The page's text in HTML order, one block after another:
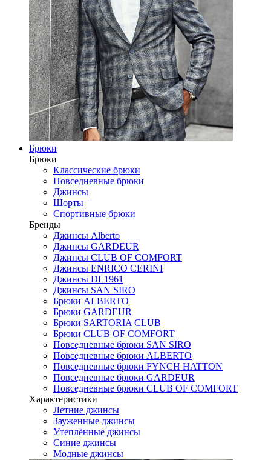
Брюки
Брюки
Классические брюки
Повседневные брюки
Джинсы
Шорты
Спортивные брюки
Бренды
Джинсы Alberto
Джинсы GARDEUR
Джинсы CLUB OF COMFORT
Джинсы ENRICO CERINI
Джинсы DL1961
Джинсы SAN SIRO
Брюки ALBERTO
Брюки GARDEUR
Брюки SARTORIA CLUB
Брюки CLUB OF COMFORT
Повседневные брюки SAN SIRO
Повседневные брюки ALBERTO
Повседневные брюки FYNCH HATTON
Повседневные брюки GARDEUR
Повседневные брюки CLUB OF COMFORT
Характеристики
Летние джинсы
Зауженные джинсы
Утеплённые джинсы
Синие джинсы
Модные джинсы